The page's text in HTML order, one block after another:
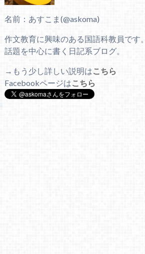
名前：あすこま(@askoma)
作文教育に興味のある国語科教員です
話題を中心に書く日記系ブログ。
→もう少し詳しい説明はこちら
Facebookページはこちら